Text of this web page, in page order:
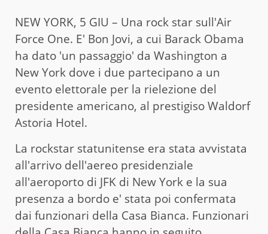
NEW YORK, 5 GIU – Una rock star sull'Air
Force One. E' Bon Jovi, a cui Barack Obama
ha dato 'un passaggio' da Washington a
New York dove i due partecipano a un
evento elettorale per la rielezione del
presidente americano, al prestigiso Waldorf
Astoria Hotel.
La rockstar statunitense era stata avvistata
all'arrivo dell'aereo presidenziale
all'aeroporto di JFK di New York e la sua
presenza a bordo e' stata poi confermata
dai funzionari della Casa Bianca. Funzionari